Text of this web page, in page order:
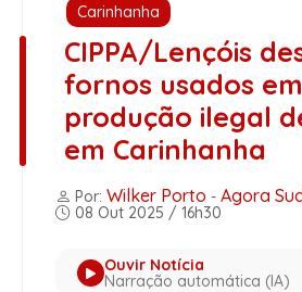
Carinhanha
CIPPA/Lençóis
fornos usados em
produção ilegal
em Carinhanha
Por: Wilker Porto - Agora
08 Out 2025 / 16h30
Ouvir Notícia
Narração automática (IA)